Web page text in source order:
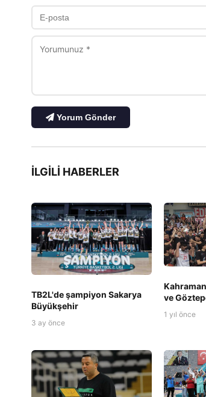
Yorum Gönder
İLGILI HABERLER
TB2L'de şampiyon Sakarya
Büyükşehir
3 ay önce
ve
1 yıl önce